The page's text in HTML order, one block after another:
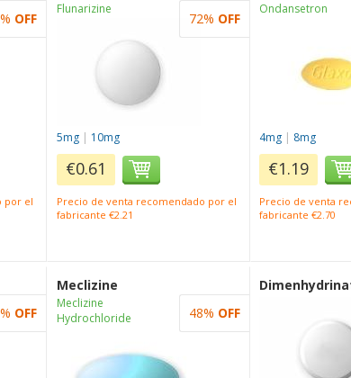
por el
OFF
Flunarizine
5mg| 10mg
€0.61
Precio de venta recomendado por el
fabricante €2.21
72% OFF
Ondansetron
4mg | 8mg
€1.19
Precio de venta
fabricante €2.70
OFF
Meclizine
Meclizine
Hydrochloride
48% OFF